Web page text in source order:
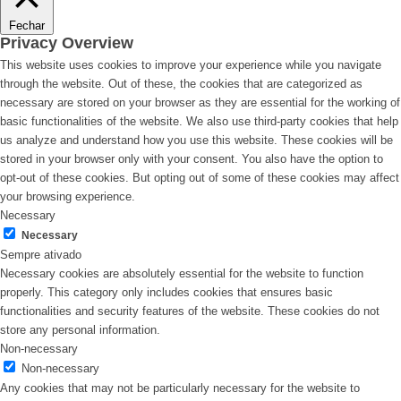
Fechar
Privacy Overview
This website uses cookies to improve your experience while you navigate
through the website. Out of these, the cookies that are categorized as
necessary are stored on your browser as they are essential for the working of
basic functionalities of the website. We also use third-party cookies that help
us analyze and understand how you use this website. These cookies will be
stored in your browser only with your consent. You also have the option to
opt-out of these cookies. But opting out of some of these cookies may affect
your browsing experience.
Necessary
Necessary
Sempre ativado
Necessary cookies are absolutely essential for the website to function
properly. This category only includes cookies that ensures basic
functionalities and security features of the website. These cookies do not
store any personal information.
Non-necessary
Non-necessary
Any cookies that may not be particularly necessary for the website to